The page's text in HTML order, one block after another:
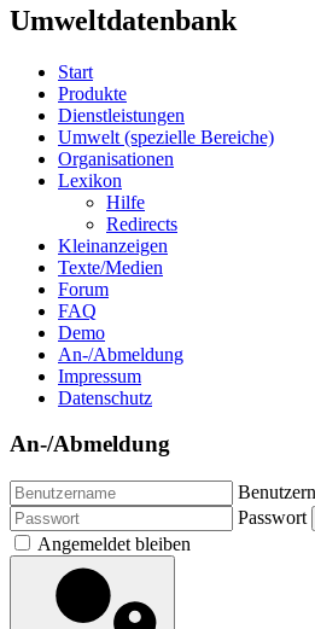
Umweltdatenbank
Start
Produkte
Dienstleistungen
Umwelt (spezielle Bereiche)
Organisationen
Lexikon
Hilfe
Redirects
Kleinanzeigen
Texte/Medien
Forum
FAQ
Demo
An-/Abmeldung
Impressum
Datenschutz
An-/Abmeldung
Passwort
Angemeldet bleiben